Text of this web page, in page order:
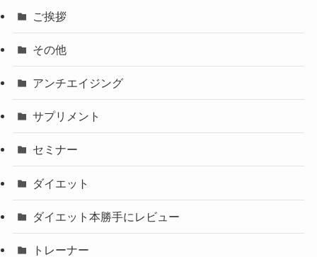
ご挨拶
その他
アンチエイジング
サプリメント
セミナー
ダイエット
ダイエット本勝手にレビュー
トレーナー